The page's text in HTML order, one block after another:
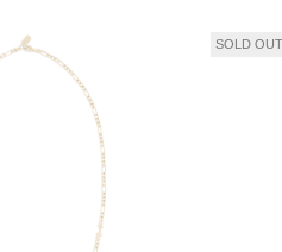
SOLD OUT